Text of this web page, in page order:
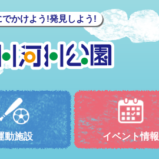
かけよう!発見しよう!
動施設 イベント情報